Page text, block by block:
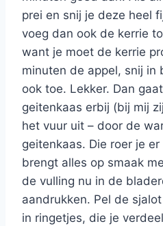
prei en snij je deze heel
voeg dan ook de kerrie
want je moet de kerrie
minuten de appel, snij in
ook toe. Lekker. Dan
geitenkaas erbij (bij mij
het vuur uit – door de
geitenkaas. Die roer je
brengt alles op smaak
de vulling nu in de
aandrukken. Pel de
in ringetjes, die je